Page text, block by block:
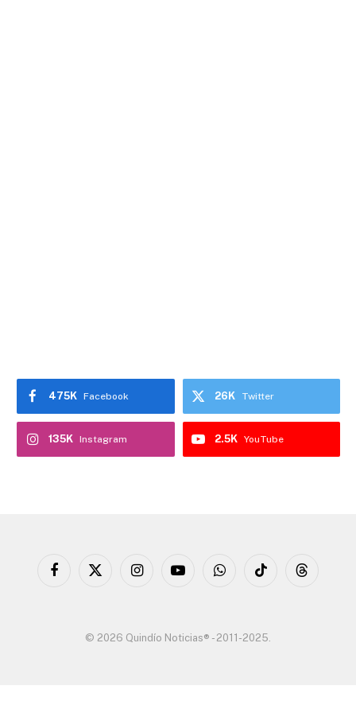
Facebook
475K Twitter
26K
Instagram
135K YouTube
2.5K
Facebook
X
InstagramYouTubeWhatsAppTikTok Threads
© 2026 Quindío Noticias® - 2011-2025.